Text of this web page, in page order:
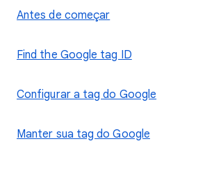
Antes de começar
Find the Google tag ID
Configurar a tag do Google
Manter sua tag do Google